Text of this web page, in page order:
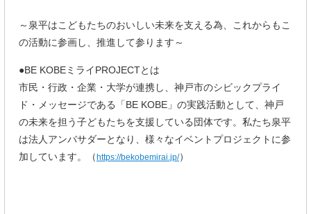
～泉平はこどもたちのおいしい未来を支える為、これからもこ
の活動に参画し、推進して参ります～
●BE KOBEミライPROJECTとは
市民・行政・企業・大学が連携し、神戸市のシビックプライ
ド・メッセージである「BE KOBE」の実践活動として、神戸
の未来を担う子どもたちを支援している団体です。私たち泉平
は法人アンバサダーとなり、様々なイベントプロジェクトに参
加しています。（https://bekobemirai.jp/）